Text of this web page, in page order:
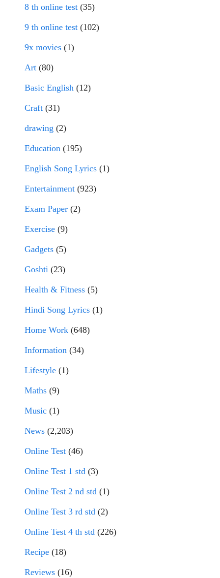
8 th online test (35)
9 th online test (102)
9x movies (1)
Art (80)
Basic English (12)
Craft (31)
drawing (2)
Education (195)
English Song Lyrics (1)
Entertainment (923)
Exam Paper (2)
Exercise (9)
Gadgets (5)
Goshti (23)
Health & Fitness (5)
Hindi Song Lyrics (1)
Home Work (648)
Information (34)
Lifestyle (1)
Maths (9)
Music (1)
News (2,203)
Online Test (46)
Online Test 1 std (3)
Online Test 2 nd std (1)
Online Test 3 rd std (2)
Online Test 4 th std (226)
Recipe (18)
Reviews (16)